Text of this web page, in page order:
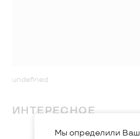
Мы определили Ваш
undefined
ИНТЕРЕСНОЕ